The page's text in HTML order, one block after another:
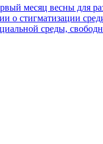
месяц весны для
о стигматизации
среды,